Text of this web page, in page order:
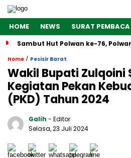
HOME NEWS SURAT PEMBACA
Sambut Hut Polwan ke-76,
Home / Pesisir Barat
Wakil Bupati Zulqoini
Kegiatan Pekan
(PKD) Tahun 2024
Galih - Editor
Selasa, 23 Juli 2024